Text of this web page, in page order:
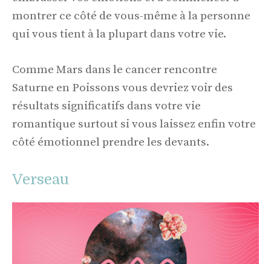
montrer ce côté de vous-même à la personne
qui vous tient à la plupart dans votre vie.
Comme Mars dans le cancer rencontre
Saturne en Poissons vous devriez voir des
résultats significatifs dans votre vie
romantique surtout si vous laissez enfin votre
côté émotionnel prendre les devants.
Verseau